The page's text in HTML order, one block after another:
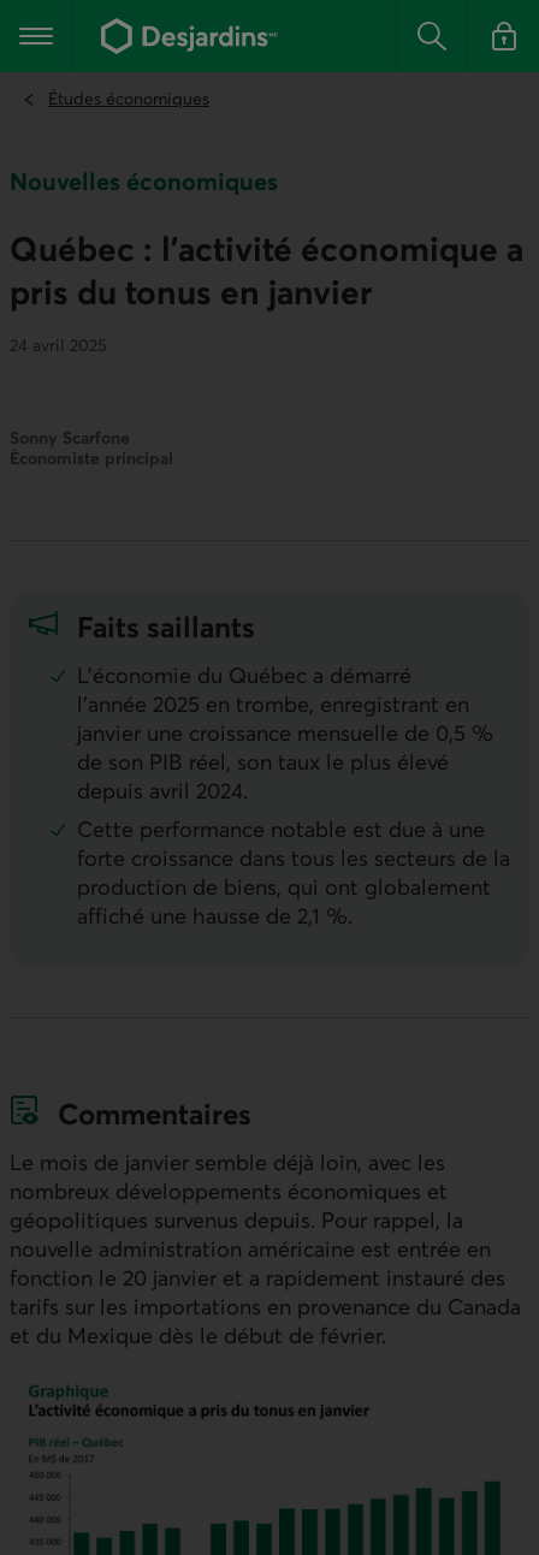
contenu
Menu principal Rechercher
Se
Études économiques
Nouvelles économiques
Québec : l’activité économique a
pris du tonus en janvier
24 avril 2025
Sonny Scarfone
Économiste principal
Faits saillants
L'économie du Québec a démarré
l'année 2025 en trombe, enregistrant en
janvier une croissance mensuelle de 0,5 %
de son PIB réel, son taux le plus élevé
depuis avril 2024.
Cette performance notable est due à une
forte croissance dans tous les secteurs de la
production de biens, qui ont globalement
affiché une hausse de 2,1 %.
Commentaires
Le mois de janvier semble déjà loin, avec les
nombreux développements économiques et
géopolitiques survenus depuis. Pour rappel, la
nouvelle administration américaine est entrée en
fonction le 20 janvier et a rapidement instauré des
tarifs sur les importations en provenance du Canada
et du Mexique dès le début de février.